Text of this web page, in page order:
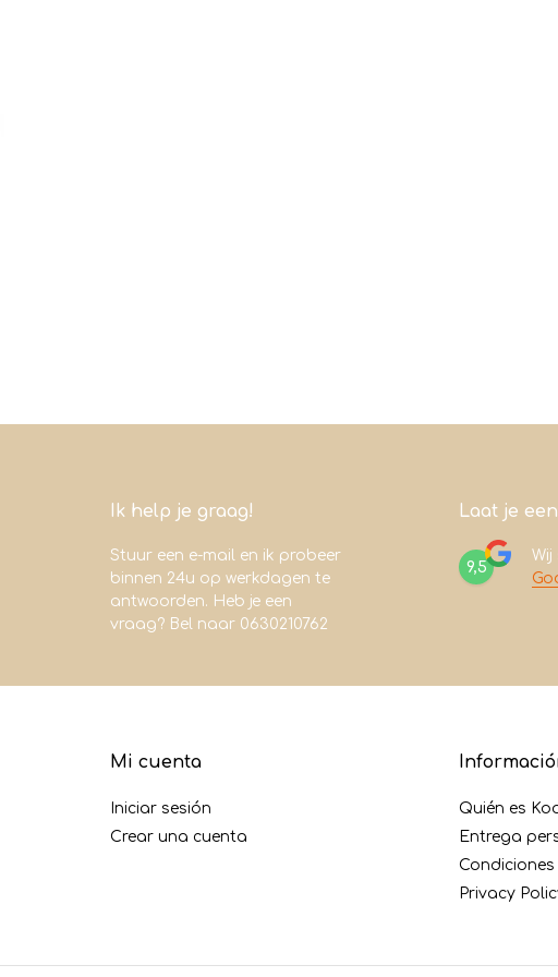
Ik help je graag!
Stuur een e-mail en ik probeer
binnen 24u op werkdagen te
antwoorden. Heb je een
vraag? Bel naar 0630210762
Laat je
9,5
Wij
Mi cuenta
Iniciar sesión
Crear una cuenta
Quién es
Entrega
Privacy